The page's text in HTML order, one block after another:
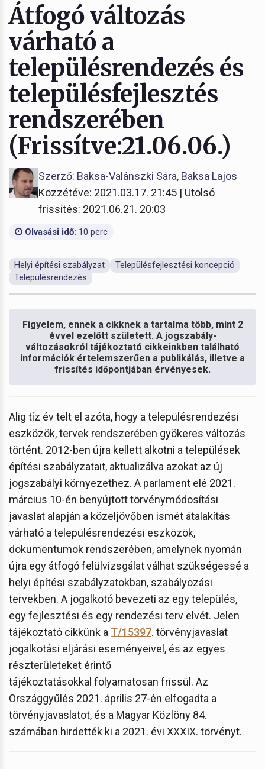
Átfogó változás
várható a
településrendezés és
településfejlesztés
rendszerében
(Frissítve:21.06.06.)
Szerző: Baksa-Valánszki Sára, Baksa Lajos
Közzétéve: 2021.03.17. 21:45 | Utolsó
frissítés: 2021.06.21. 20:03
Olvasási idő: 10 perc
Helyi építési szabályzat
Településfejlesztési koncepció
Településrendezés
Figyelem, ennek a cikknek a tartalma több, mint 2
évvel ezelőtt született. A jogszabály-
változásokról tájékoztató cikkeinkben található
információk értelemszerűen a publikálás, illetve a
frissítés időpontjában érvényesek.
Alig tíz év telt el azóta, hogy a településrendezési
eszközök, tervek rendszerében gyökeres változás
történt. 2012-ben újra kellett alkotni a települések
építési szabályzatait, aktualizálva azokat az új
jogszabályi környezethez. A parlament elé 2021.
március 10-én benyújtott törvénymódosítási
javaslat alapján a közeljövőben ismét átalakítás
várható a településrendezési eszközök,
dokumentumok rendszerében, amelynek nyomán
újra egy átfogó felülvizsgálat válhat szükségessé a
helyi építési szabályzatokban, szabályozási
tervekben. A jogalkotó bevezeti az egy település,
egy fejlesztési és egy rendezési terv elvét. Jelen
tájékoztató cikkünk a T/15397. törvényjavaslat
jogalkotási eljárási eseményeivel, és az egyes
részterületeket érintő
tájékoztatásokkal folyamatosan frissül. Az
Országgyűlés 2021. április 27-én elfogadta a
törvényjavaslatot, és a Magyar Közlöny 84.
számában hirdették ki a 2021. évi XXXIX. törvényt.